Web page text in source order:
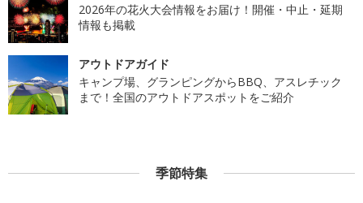
2026年の花火大会情報をお届け！開催・中止・延期
情報も掲載
アウトドアガイド
キャンプ場、グランピングからBBQ、アスレチック
まで！全国のアウトドアスポットをご紹介
季節特集